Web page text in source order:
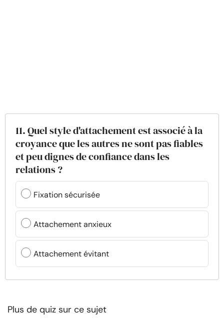
11. Quel style d'attachement est associé à la
croyance que les autres ne sont pas fiables
et peu dignes de confiance dans les
relations ?
Fixation sécurisée
Attachement anxieux
Attachement évitant
Plus de quiz sur ce sujet